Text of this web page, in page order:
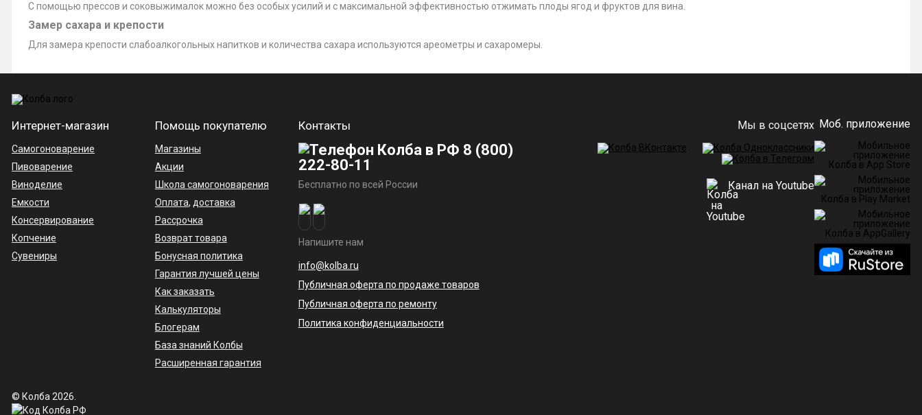
С помощью прессов и соковыжималок можно без особых усилий и с максимальной эффективностью отжимать плоды ягод и фруктов для вина.
Замер сахара и крепости
Для замера крепости слабоалкогольных напитков и количества сахара используются ареометры и сахаромеры.
Интернет-магазин
Самогоноварение
Пивоварение
Виноделие
Емкости
Консервирование
Копчение
Сувениры
Помощь покупателю
Магазины
Акции
Школа самогоноварения
Оплата, доставка
Рассрочка
Возврат товара
Бонусная политика
Гарантия лучшей цены
Как заказать
Калькуляторы
Блогерам
База знаний Колбы
Расширенная гарантия
Контакты
8 (800)
222-80-11
Бесплатно по всей России
Напишите нам
info@kolba.ru
Публичная оферта по продаже товаров
Публичная оферта по ремонту
Политика конфиденциальности
Мы в соцсетях
Канал на Youtube
Моб. приложение
© Колба 2026.